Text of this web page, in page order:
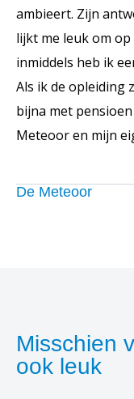
ambieert. Zijn
lijkt me leuk om
inmiddels heb ik
Als ik de opleiding
bijna met
Meteoor en mijn
De Meteoor
Misschien
ook leuk